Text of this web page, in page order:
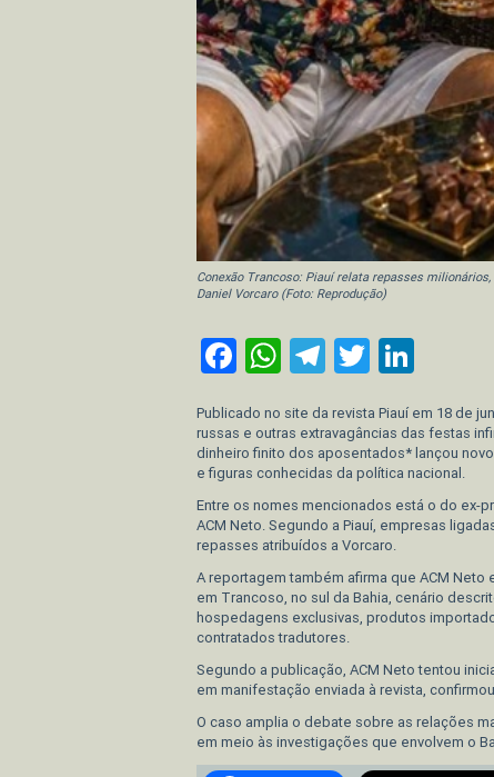
Conexão Trancoso: Piauí relata repasses
Daniel Vorcaro (Foto: Reprodução)
Facebook
WhatsApp
Telegram
Twitter
Publicado no site da revista Piauí em 18 de
russas e outras extravagâncias das festas
dinheiro finito dos aposentados* lançou
e figuras conhecidas da política nacional.
Entre os nomes mencionados está o do ex-
ACM Neto. Segundo a Piauí, empresas
repasses atribuídos a Vorcaro.
A reportagem também afirma que ACM
em Trancoso, no sul da Bahia, cenário
hospedagens exclusivas, produtos
contratados tradutores.
Segundo a publicação, ACM Neto tentou
em manifestação enviada à revista,
O caso amplia o debate sobre as relações
em meio às investigações que envolvem o